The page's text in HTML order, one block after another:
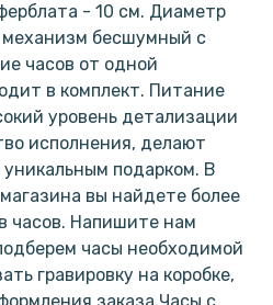
- 10 см. Диаметр
механизм бесшумный с
часов от одной
в комплект. Питание
уровень детализации
исполнения, делают
подарком. В
вы найдете более
часов. Напишите нам
часы необходимой
гравировку на коробке,